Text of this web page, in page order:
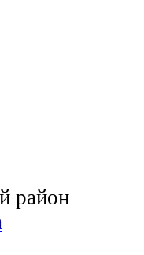
район